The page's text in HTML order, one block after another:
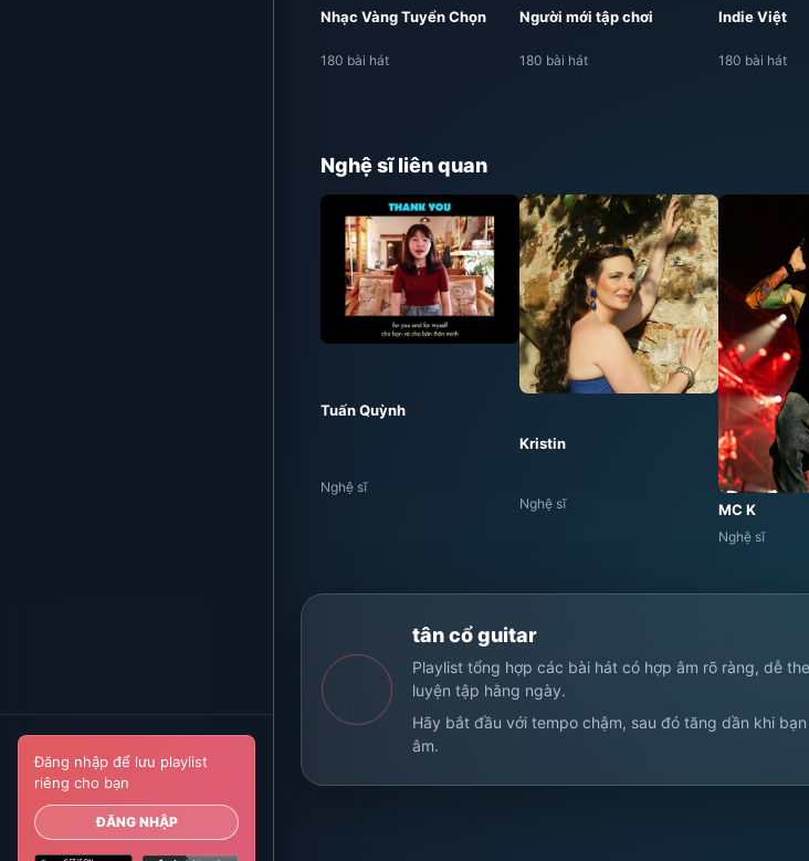
Đăng nhập để lưu playlist
riêng cho bạn
ĐĂNG NHẬP
Nhạc Vàng Tuyển Chọn
180 bài hát
Người mới tập chơi
180 bài hát
Indie Việt
180 bài hát
Nghệ sĩ liên quan
Tuấn Quỳnh
Nghệ sĩ
Kristin
Nghệ sĩ MC K
Nghệ sĩ
tân cổ guitar
Playlist tổng hợp các bài hát có hợp âm rõ ràng, dễ
luyện tập hằng ngày.
Hãy bắt đầu với tempo chậm, sau đó tăng dần khi
âm.